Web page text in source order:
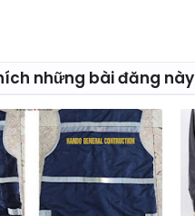
những bài đăng này